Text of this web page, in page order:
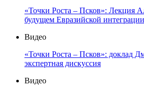
«Точки Роста – Псков»: Лекция
будущем Евразийской интеграции
Видео
«Точки Роста – Псков»: доклад
экспертная дискуссия
Видео